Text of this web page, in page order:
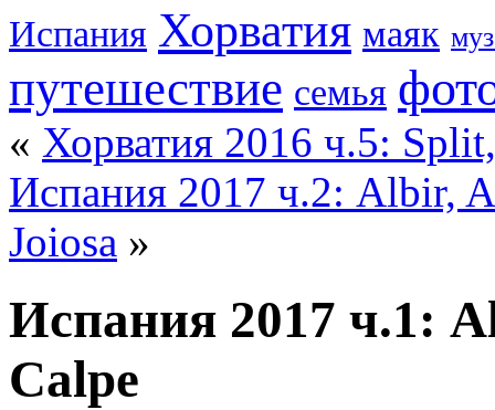
Испания Хорватия маяк
путешествие семья
« Хорватия 2016 ч.5:
Испания 2017 ч.2: Albir,
Joiosa »
Испания 2017 ч.1:
Calpe